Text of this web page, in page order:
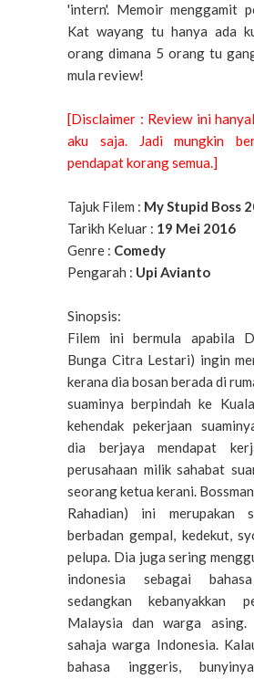
'intern'. Memoir menggamit
Kat wayang tu hanya ada
orang dimana 5 orang tu
mula review!
[Disclaimer : Review ini
aku saja. Jadi mungkin
pendapat korang semua.]
Tajuk Filem : My Stupid Boss
Tarikh Keluar : 19 Mei 2016
Genre : Comedy
Pengarah : Upi Avianto
Sinopsis:
Filem ini bermula apabila
Bunga Citra Lestari) ingin
kerana dia bosan berada di
suaminya berpindah ke
kehendak pekerjaan
dia berjaya mendapat
perusahaan milik sahabat
seorang ketua kerani.
Rahadian) ini merupakan
berbadan gempal, kedekut,
pelupa. Dia juga sering
indonesia sebagai
sedangkan kebanyakkan
Malaysia dan warga asing.
sahaja warga Indonesia.
bahasa inggeris,